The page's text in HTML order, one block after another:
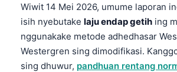
Wiwit 14 Mei 2026, umume laporan
isih nyebutake laju endap getih ing
nggunakake metode adhedhasar
Westergren sing dimodifikasi.
sing dhuwur, pandhuan rentang